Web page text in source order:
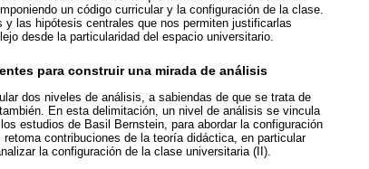
un código curricular y la configuración de la clase.
las hipótesis centrales que nos permiten justificarlas
desde la particularidad del espacio universitario.
para construir una mirada de análisis
dos niveles de análisis, a sabiendas de que se trata de
En esta delimitación, un nivel de análisis se vincula
estudios de Basil Bernstein, para abordar la configuración
contribuciones de la teoría didáctica, en particular
la configuración de la clase universitaria (II).